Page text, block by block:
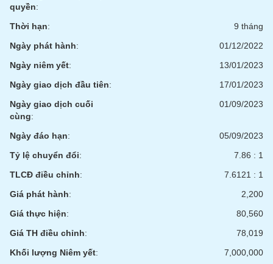
quyền:
Thời hạn:
9 tháng
Ngày phát hành:
01/12/2022
Ngày niêm yết:
13/01/2023
Ngày giao dịch đầu tiên:
17/01/2023
Ngày giao dịch cuối
cùng:
01/09/2023
Ngày đáo hạn:
05/09/2023
Tỷ lệ chuyển đổi:
7.86 : 1
TLCĐ điều chỉnh:
7.6121 : 1
Giá phát hành:
2,200
Giá thực hiện:
80,560
Giá TH điều chỉnh:
78,019
Khối lượng Niêm yết:
7,000,000
Tất cả
Lãnh
(-)
Tất cả Người nội bộ Cổ đông lớn
Tin
tức
(-)
Bài
viết
của
tác
(-)